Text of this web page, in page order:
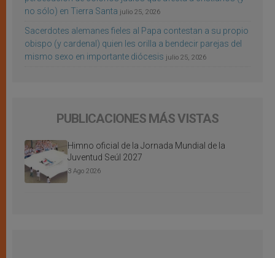
no sólo) en Tierra Santa julio 25, 2026
Sacerdotes alemanes fieles al Papa contestan a su propio
obispo (y cardenal) quien les orilla a bendecir parejas del
mismo sexo en importante diócesis julio 25, 2026
PUBLICACIONES MÁS VISTAS
Himno oficial de la Jornada Mundial de la
Juventud Seúl 2027
3 Ago 2026